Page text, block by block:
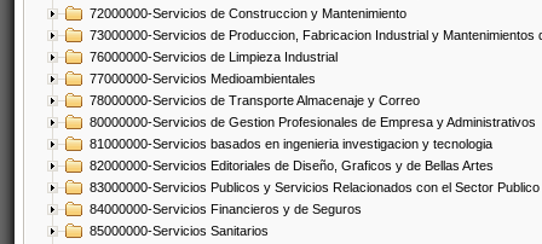
72000000-Servicios de Construccion y Mantenimiento
73000000-Servicios de Produccion, Fabricacion Industrial y Mantenimientos
76000000-Servicios de Limpieza Industrial
77000000-Servicios Medioambientales
78000000-Servicios de Transporte Almacenaje y Correo
80000000-Servicios de Gestion Profesionales de Empresa y Administrativos
81000000-Servicios basados en ingenieria investigacion y tecnologia
82000000-Servicios Editoriales de Diseño, Graficos y de Bellas Artes
83000000-Servicios Publicos y Servicios Relacionados con el Sector Publico
84000000-Servicios Financieros y de Seguros
85000000-Servicios Sanitarios